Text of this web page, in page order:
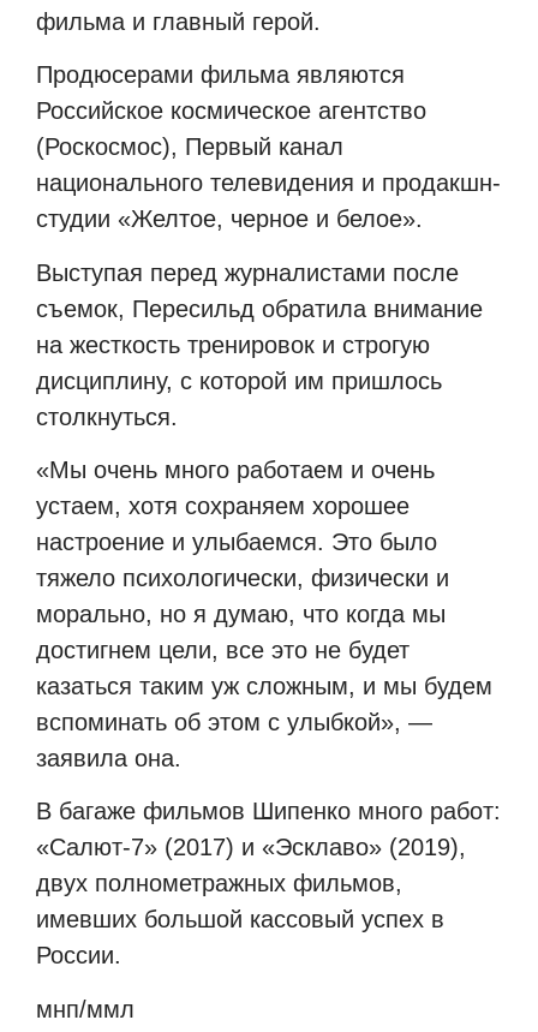
фильма и главный герой.
Продюсерами фильма являются
Российское космическое агентство
(Роскосмос), Первый канал
национального телевидения и продакшн-
студии «Желтое, черное и белое».
Выступая перед журналистами после
съемок, Пересильд обратила внимание
на жесткость тренировок и строгую
дисциплину, с которой им пришлось
столкнуться.
«Мы очень много работаем и очень
устаем, хотя сохраняем хорошее
настроение и улыбаемся. Это было
тяжело психологически, физически и
морально, но я думаю, что когда мы
достигнем цели, все это не будет
казаться таким уж сложным, и мы будем
вспоминать об этом с улыбкой», —
заявила она.
В багаже фильмов Шипенко много работ:
«Салют-7» (2017) и «Эсклаво» (2019),
двух полнометражных фильмов,
имевших большой кассовый успех в
России.
мнп/ммл